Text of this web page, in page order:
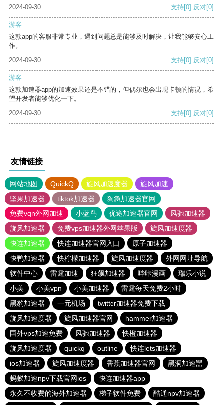
2024-09-30 支持[0] 反对[0]
游客
这款app的客服非常专业，遇到问题总是能够及时解决，让我能够安心工
作。
2024-09-30
支持[0] 反对[0]
游客
这款加速器app的加速效果还是不错的，但偶尔也会出现卡顿的情况，希
望开发者能够优化一下。
2024-09-30
支持[0] 反对[0]
友情链接
网站地图 QuickQ 旋风加速度器
旋风加速
坚果加速器
tiktok加速器
狗急加速器官网
免费vqn外网加速
小蓝鸟 优途加速器官网
风驰加速器
旋风加速器
免费vps加速器外网苹果版
旋风加速度器
快连加速器
快连加速器官网入口
原子加速器
快鸭加速器
快柠檬加速器 旋风加速度器
外网网址导航
软件中心
雷霆加速 狂飙加速器 哔咔漫画
瑞乐小说
小美
小美vpn 小美加速器
雷霆每天免费2小时
黑豹加速器
一元机场
twitter加速器免费下载
旋风加速度器
旋风加速器官网
hammer加速器
国外vps加速免费
风驰加速器
快橙加速器
旋风加速度器
quickq outline
快连lets加速器
ios加速器
旋风加速度器 香蕉加速器官网
黑洞加速噐
蚂蚁加速npv下载官网ios
快连加速器app
永久不收费的海外加速器
梯子软件免费
酷通npv加速器